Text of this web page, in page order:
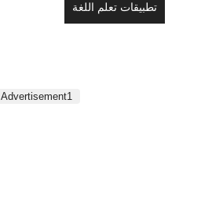
تطبيقات تعلم اللغة
Advertisement1